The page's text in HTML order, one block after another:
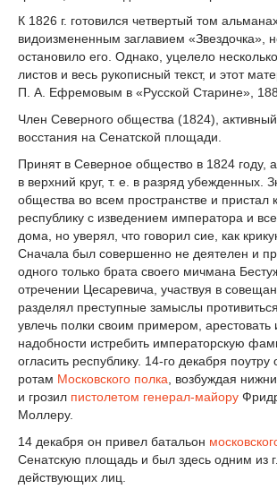
К 1826 г. готовился четвертый том
видоизмененным заглавием «Звездочка»,
остановило его. Однако, уцелело
листов и весь рукописный текст, и этот
П. А. Ефремовым в «Русской Старине»,
Член Северного общества (1824), активный
восстания на Сенатской площади.
Принят в Северное общество в 1824 году,
в верхний круг, т. е. в разряд убежденных.
общества во всем пространстве и пристал
республику с изведением императора и
дома, но уверял, что говорил сие, как
Сначала был совершенно не деятелен и
одного только брата своего мичмана
отречении Цесаревича, участвуя в
разделял преступные замыслы
увлечь полки своим примером, арестовать
надобности истребить императорскую
огласить республику. 14-го декабря
ротам Московского полка , возбуждая
и грозил пистолетом генерал-майору
Моллеру.
14 декабря он привел батальон
Сенатскую площадь и был здесь одним из
действующих лиц.